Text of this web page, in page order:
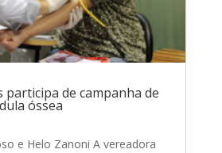
participa de campanha de
óssea
e Helo Zanoni A vereadora